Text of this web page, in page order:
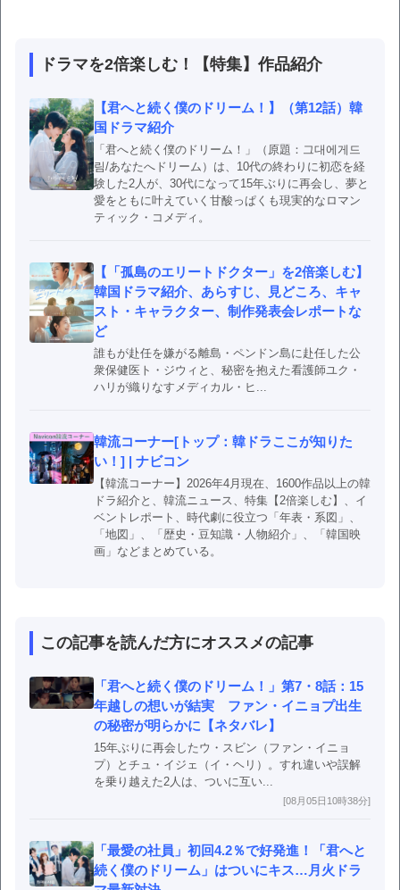
ドラマを2倍楽しむ！【特集】作品紹介
【君へと続く僕のドリーム！】（第12話）韓
国ドラマ紹介
「君へと続く僕のドリーム！」（原題：그대에게드
림/あなたへドリーム）は、10代の終わりに初恋を経
験した2人が、30代になって15年ぶりに再会し、夢と
愛をともに叶えていく甘酸っぱくも現実的なロマン
ティック・コメディ。
【「孤島のエリートドクター」を2倍楽しむ】
韓国ドラマ紹介、あらすじ、見どころ、キャ
スト・キャラクター、制作発表会レポートな
ど
誰もが赴任を嫌がる離島・ペンドン島に赴任した公
衆保健医ト・ジウィと、秘密を抱えた看護師ユク・
ハリが織りなすメディカル・ヒ...
韓流コーナー[トップ：韓ドラここが知りた
い！] | ナビコン
【韓流コーナー】2026年4月現在、1600作品以上の韓
ドラ紹介と、韓流ニュース、特集【2倍楽しむ】、イ
ベントレポート、時代劇に役立つ「年表・系図」、
「地図」、「歴史・豆知識・人物紹介」、「韓国映
画」などまとめている。
この記事を読んだ方にオススメの記事
「君へと続く僕のドリーム！」第7・8話：15
年越しの想いが結実 ファン・イニョプ出生
の秘密が明らかに【ネタバレ】
15年ぶりに再会したウ・スビン（ファン・イニョ
プ）とチュ・イジェ（イ・ヘリ）。すれ違いや誤解
を乗り越えた2人は、ついに互い...
[08月05日10時38分]
「最愛の社員」初回4.2％で好発進！「君へと
続く僕のドリーム」はついにキス…月火ドラ